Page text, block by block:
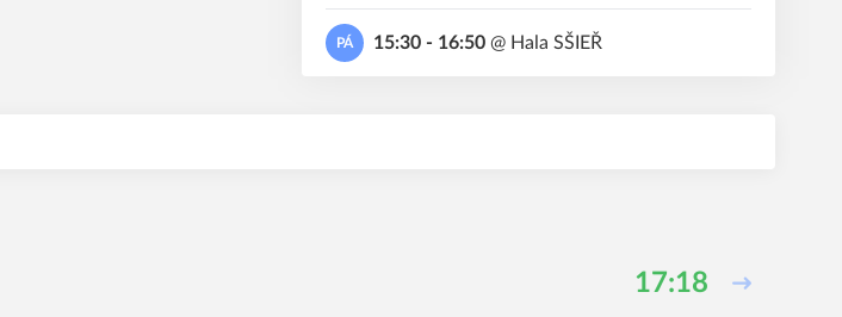
PÁ 15:30 - 16:50@ Hala SŠIEŘ
17:18